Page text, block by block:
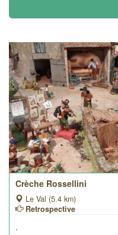
Crèche Rossellini
Le Val (5.4 km)
Retrospective
.